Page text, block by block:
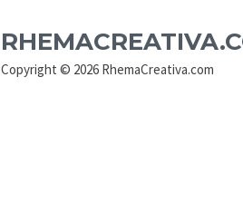
Copyright © 2026 RhemaCreativa.com